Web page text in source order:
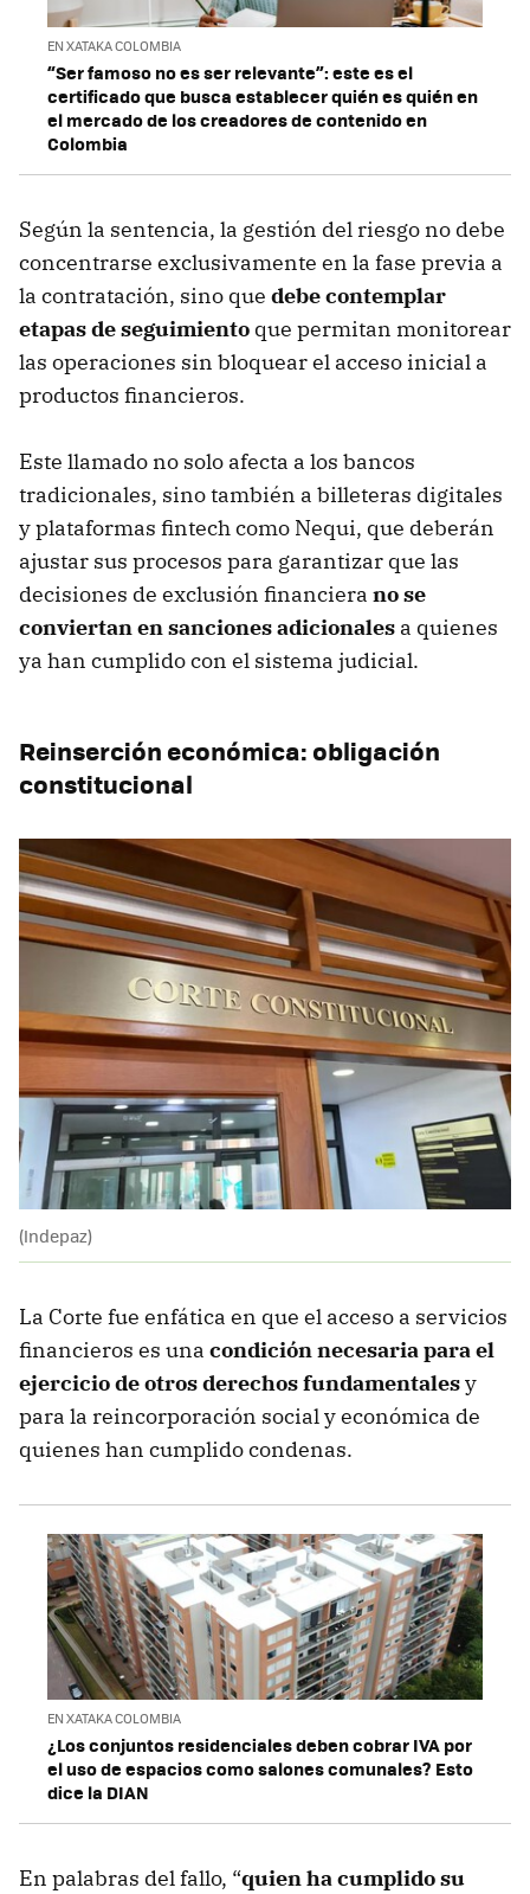
EN XATAKA COLOMBIA
“Ser famoso no es ser relevante”: este es el
certificado que busca establecer quién es quién en
el mercado de los creadores de contenido en
Colombia
Según la sentencia, la gestión del riesgo no debe
concentrarse exclusivamente en la fase previa a
la contratación, sino que debe contemplar
etapas de seguimiento que permitan monitorear
las operaciones sin bloquear el acceso inicial a
productos financieros.
Este llamado no solo afecta a los bancos
tradicionales, sino también a billeteras digitales
y plataformas fintech como Nequi, que deberán
ajustar sus procesos para garantizar que las
decisiones de exclusión financiera no se
conviertan en sanciones adicionales a quienes
ya han cumplido con el sistema judicial.
Reinserción económica: obligación
constitucional
(Indepaz)
La Corte fue enfática en que el acceso a servicios
financieros es una condición necesaria para el
ejercicio de otros derechos fundamentalesy
para la reincorporación social y económica de
quienes han cumplido condenas.
EN XATAKA COLOMBIA
¿Los conjuntos residenciales deben cobrar IVA por
el uso de espacios como salones comunales? Esto
dice la DIAN
En palabras del fallo, “quien ha cumplido su